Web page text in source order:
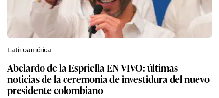
Latinoamérica
Abelardo de la Espriella EN VIVO: últimas
noticias de la ceremonia de investidura del nuevo
presidente colombiano